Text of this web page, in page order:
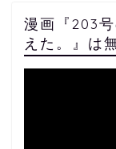
漫画『203
えた。』は